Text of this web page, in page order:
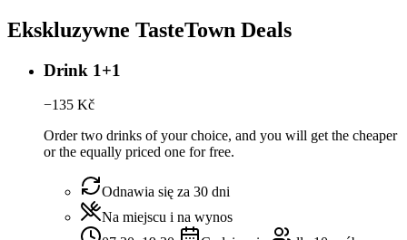
Ekskluzywne TasteTown Deals
Drink 1+1
−135 Kč
Order two drinks of your choice, and you will get the cheaper
or the equally priced one for free.
Odnawia się za 30 dni
Na miejscu i na wynos